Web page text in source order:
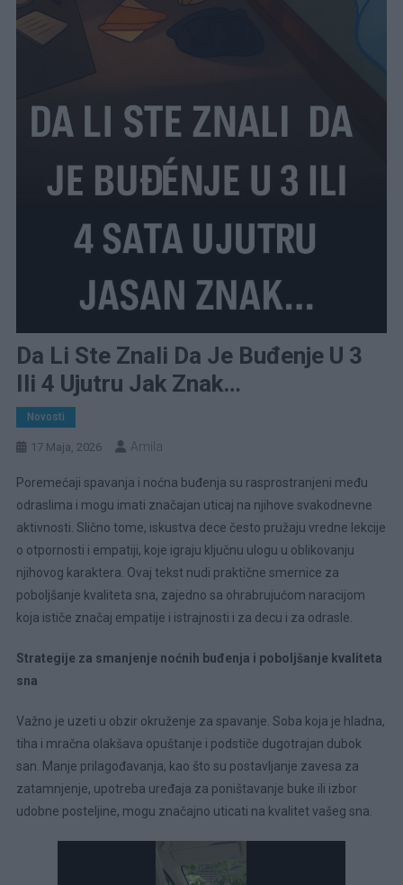
Da Li Ste Znali Da Je Buđenje U 3
Ili 4 Ujutru Jak Znak…
Novosti
17 Maja, 2026 Amila
Poremećaji spavanja i noćna buđenja su rasprostranjeni među
odraslima i mogu imati značajan uticaj na njihove svakodnevne
aktivnosti. Slično tome, iskustva dece često pružaju vredne lekcije
o otpornosti i empatiji, koje igraju ključnu ulogu u oblikovanju
njihovog karaktera. Ovaj tekst nudi praktične smernice za
poboljšanje kvaliteta sna, zajedno sa ohrabrujućom naracijom
koja ističe značaj empatije i istrajnosti i za decu i za odrasle.
Strategije za smanjenje noćnih buđenja i poboljšanje kvaliteta
sna
Važno je uzeti u obzir okruženje za spavanje. Soba koja je hladna,
tiha i mračna olakšava opuštanje i podstiče dugotrajan dubok
san. Manje prilagođavanja, kao što su postavljanje zavesa za
zatamnjenje, upotreba uređaja za poništavanje buke ili izbor
udobne posteljine, mogu značajno uticati na kvalitet vašeg sna.